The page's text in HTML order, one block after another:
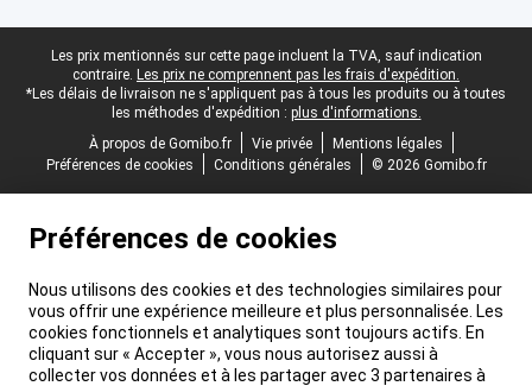
Pied-de-page légal
Les prix mentionnés sur cette page incluent la TVA, sauf indication
contraire. Les prix ne comprennent pas les frais d'expédition.
*Les délais de livraison ne s'appliquent pas à tous les produits ou à toutes
les méthodes d'expédition : plus d'informations.
À propos de Gomibo.fr
Vie privée
Mentions légales
Préférences de cookies
Conditions générales © 2026 Gomibo.fr
Préférences de cookies
Nous utilisons des cookies et des technologies similaires pour
vous offrir une expérience meilleure et plus personnalisée. Les
cookies fonctionnels et analytiques sont toujours actifs. En
cliquant sur « Accepter », vous nous autorisez aussi à
collecter vos données et à les partager avec 3 partenaires à